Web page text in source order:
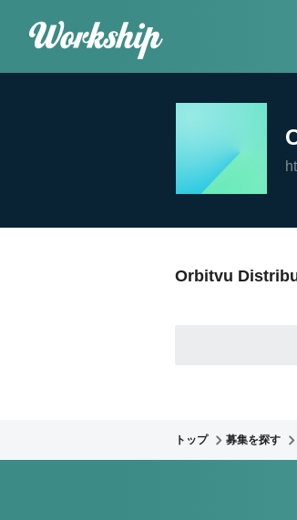
Orbitvu
トップ 募集を探す